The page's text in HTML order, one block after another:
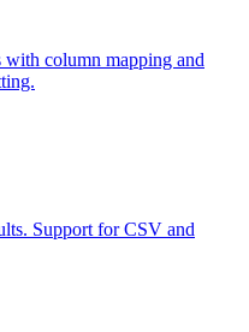
with column mapping and
Support for CSV and